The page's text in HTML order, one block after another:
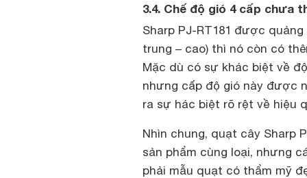
3.4. Chế độ gió 4 cấp chưa
Sharp PJ-RT181 được
trung – cao) thì nó còn có
Mặc dù có sự khác biệt về
nhưng cấp độ gió này được
ra sự hác biệt rõ rệt về hiệu
Nhìn chung, quạt cây Sharp
sản phẩm cùng loại, nhưng
phải mẫu quạt có thẩm mỹ